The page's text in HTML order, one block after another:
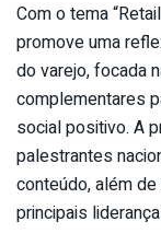
Com o tema
promove uma
do varejo, focada
complementares
social positivo. A
palestrantes
conteúdo, além
principais